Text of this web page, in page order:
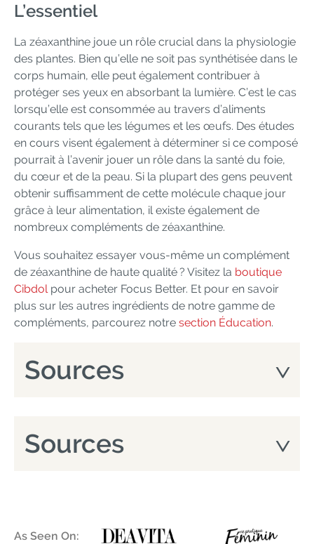
L’essentiel
La zéaxanthine joue un rôle crucial dans la physiologie
des plantes. Bien qu’elle ne soit pas synthétisée dans le
corps humain, elle peut également contribuer à
protéger ses yeux en absorbant la lumière. C’est le cas
lorsqu’elle est consommée au travers d’aliments
courants tels que les légumes et les œufs. Des études
en cours visent également à déterminer si ce composé
pourrait à l’avenir jouer un rôle dans la santé du foie,
du cœur et de la peau. Si la plupart des gens peuvent
obtenir suffisamment de cette molécule chaque jour
grâce à leur alimentation, il existe également de
nombreux compléments de zéaxanthine.
Vous souhaitez essayer vous-même un complément
de zéaxanthine de haute qualité ? Visitez la boutique
Cibdolpour acheter Focus Better. Et pour en savoir
plus sur les autres ingrédients de notre gamme de
compléments, parcourez notre section Éducation.
Sources
Sources
As Seen On: